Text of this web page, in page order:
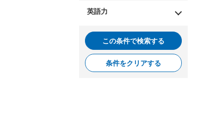
英語力
この条件で検索する
条件をクリアする